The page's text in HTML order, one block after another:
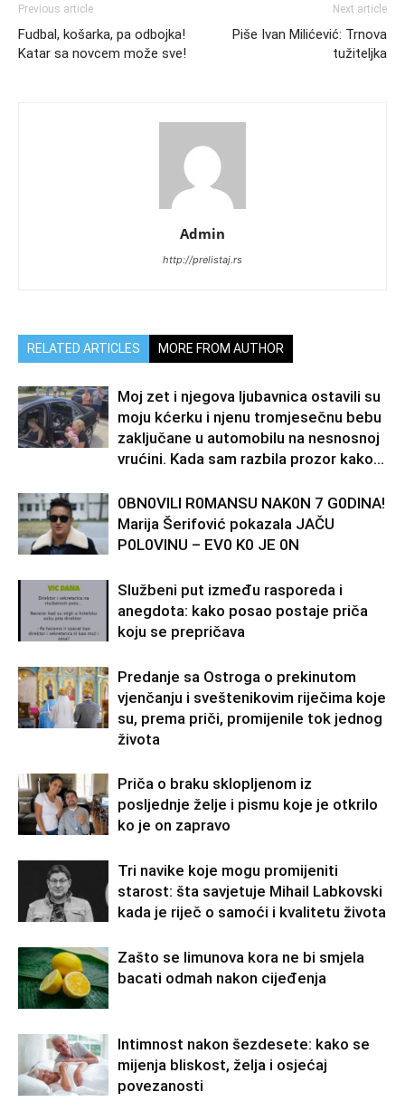
Previous article
Fudbal, košarka, pa odbojka!
Katar sa novcem može sve!
Next article
Piše Ivan Milićević: Trnova
tužiteljka
Admin
http://prelistaj.rs
RELATED ARTICLES MORE FROM AUTHOR
Moj zet i njegova ljubavnica ostavili su
moju kćerku i njenu tromjesečnu bebu
zaključane u automobilu na nesnosnoj
vrućini. Kada sam razbila prozor kako...
0BN0VlLl R0MANSU NAK0N 7 G0DlNA!
Marija Šerifović pokazala JAČU
P0L0VINU – EV0 K0 JE 0N
Službeni put između rasporeda i
anegdota: kako posao postaje priča
koju se prepričava
Predanje sa Ostroga o prekinutom
vjenčanju i sveštenikovim riječima koje
su, prema priči, promijenile tok jednog
života
Priča o braku sklopljenom iz
posljednje želje i pismu koje je otkrilo
ko je on zapravo
Tri navike koje mogu promijeniti
starost: šta savjetuje Mihail Labkovski
kada je riječ o samoći i kvalitetu života
Zašto se limunova kora ne bi smjela
bacati odmah nakon cijeđenja
Intimnost nakon šezdesete: kako se
mijenja bliskost, želja i osjećaj
povezanosti